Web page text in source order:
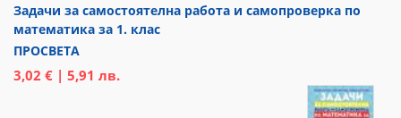
Задачи за самостоятелна работа и самопроверка по
математика за 1. клас
ПРОСВЕТА
3,02 € | 5,91 лв.